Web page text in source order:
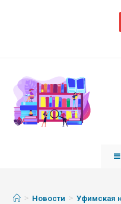
> Новости > Уфимская